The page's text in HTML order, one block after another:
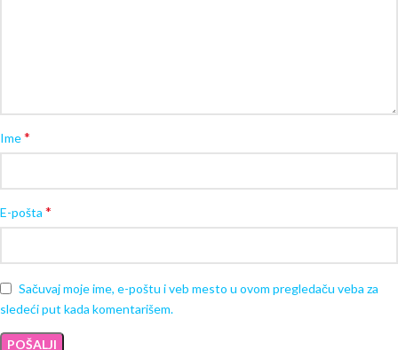
Ime*
E-pošta *
Sačuvaj moje ime, e-poštu i veb mesto u ovom pregledaču veba za
sledeći put kada komentarišem.